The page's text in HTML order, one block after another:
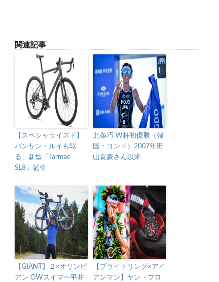
関連記事
【スペシャライズド】
バンサン・ルイも駆
る、新型「Tarmac
SL8」誕生
北条巧 W杯初優勝（韓
国・ヨンド）2007年田
山寛豪さん以来
【GIANT】２×オリンピ
アン OWスイマー平井
【ブライトリング×アイ
アンマン】ヤン・フロ